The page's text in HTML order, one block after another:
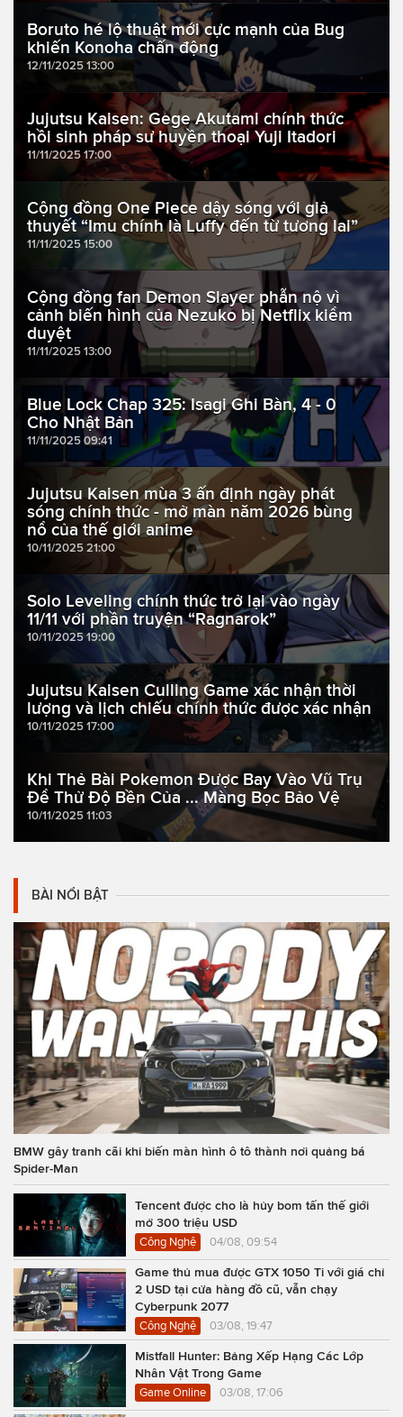
Boruto hé lộ thuật mới cực mạnh của Bug
khiến Konoha chấn động
12/11/2025 13:00
Jujutsu Kaisen: Gege Akutami chính thức
hồi sinh pháp sư huyền thoại Yuji Itadori
11/11/2025 17:00
Cộng đồng One Piece dậy sóng với giả
thuyết “Imu chính là Luffy đến từ tương lai”
11/11/2025 15:00
Cộng đồng fan Demon Slayer phẫn nộ vì
cảnh biến hình của Nezuko bị Netflix kiểm
duyệt
11/11/2025 13:00
Blue Lock Chap 325: Isagi Ghi Bàn, 4 - 0
Cho Nhật Bản
11/11/2025 09:41
Jujutsu Kaisen mùa 3 ấn định ngày phát
sóng chính thức - mở màn năm 2026 bùng
nổ của thế giới anime
10/11/2025 21:00
Solo Leveling chính thức trở lại vào ngày
11/11 với phần truyện “Ragnarok”
10/11/2025 19:00
Jujutsu Kaisen Culling Game xác nhận thời
lượng và lịch chiếu chính thức được xác nhận
10/11/2025 17:00
Khi Thẻ Bài Pokemon Được Bay Vào Vũ Trụ
Để Thử Độ Bền Của ... Màng Bọc Bảo Vệ
10/11/2025 11:03
BÀI NỔI BẬT
BMW gây tranh cãi khi biến màn hình ô tô thành nơi quảng bá
Spider-Man
Tencent được cho là hủy bom tấn thế giới
mở 300 triệu USD
Công Nghệ 04/08, 09:54
Game thủ mua được GTX 1050 Ti với giá chỉ
2 USD tại cửa hàng đồ cũ, vẫn chạy
Cyberpunk 2077
Công Nghệ 03/08, 19:47
Mistfall Hunter: Bảng Xếp Hạng Các Lớp
Nhân Vật Trong Game
Game Online 03/08, 17:06